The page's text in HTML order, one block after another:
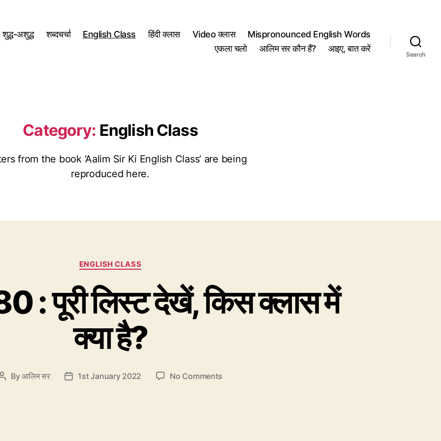
शुद्ध-अशुद्ध शब्दचर्चा English Class हिंदी क्लास Video क्लास
Mispronounced English Words
एकला चलो
आलिम सर कौन हैं? आइए, बात करें
Search
Category: English Class
from the book ‘Aalim Sir Ki English Class’ are being
reproduced here.
Categories
ENGLISH CLASS
: पूरी लिस्ट देखें, किस क्लास में
क्या है?
Post
Byआलिम सर
Post1st January 2022 No Comments